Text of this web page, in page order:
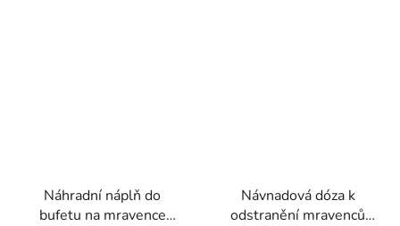
Náhradní náplň do
bufetu na mravence
Návnadová dóza k
odstranění mravenců